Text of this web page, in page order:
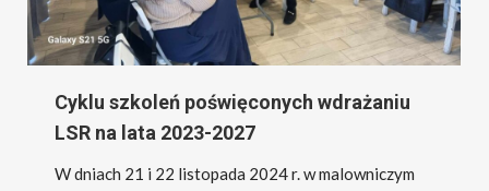
Cyklu szkoleń poświęconych wdrażaniu
LSR na lata 2023-2027
W dniach 21 i 22 listopada 2024 r. w malowniczym